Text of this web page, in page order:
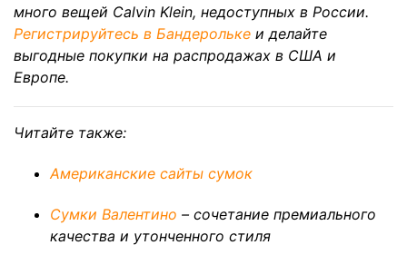
много вещей Calvin Klein, недоступных в России.
Регистрируйтесь в Бандерольке и делайте
выгодные покупки на распродажах в США и
Европе.
Читайте также:
Американские сайты сумок
Сумки Валентино – сочетание премиального
качества и утонченного стиля